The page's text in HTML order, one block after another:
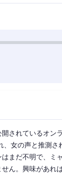
開されているオン
、女の声と推測さ
はまだ不明で、ミ
ん。興味があれ